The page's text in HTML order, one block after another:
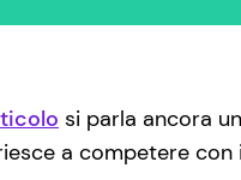
si parla ancora
a competere